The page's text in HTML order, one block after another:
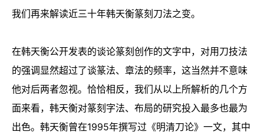
我们再来解读近三十年韩天衡篆刻刀法之变。
在韩天衡公开发表的谈论篆刻创作的文字中，对用刀技法
的强调显然超过了谈篆法、章法的频率，这当然并不意味
他对后两者忽视。恰恰相反，我们从以上所解析的几个方
面来看，韩天衡对篆刻字法、布局的研究投入最多也最为
出色。韩天衡曾在1995年撰写过《明清刀论》一文，其中